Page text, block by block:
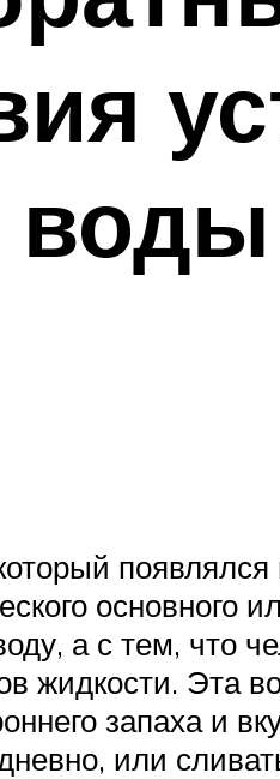
воды
основного
а с тем, что
жидкости. Эта
запаха и
или